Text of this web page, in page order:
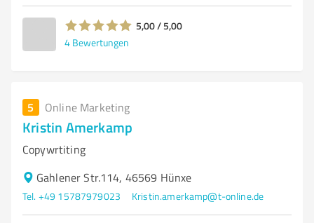
5,00 / 5,00
4 Bewertungen
5 Online Marketing
Kristin Amerkamp
Copywrtiting
Gahlener Str.114, 46569 Hünxe
Tel. +49 15787979023 Kristin.amerkamp@t-online.de